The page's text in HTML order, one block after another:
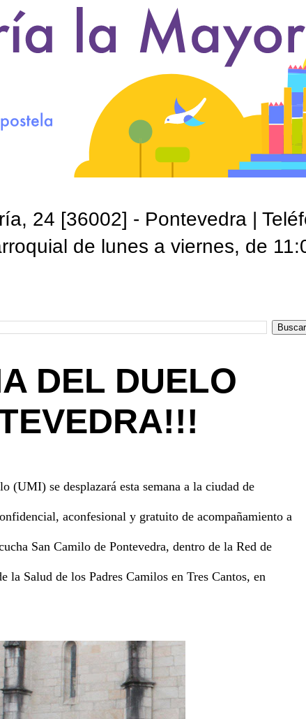
24 [36002] - Pontevedra |
de lunes a viernes, de
DEL DUELO
se desplazará esta semana a la ciudad de
aconfesional y gratuito de acompañamiento a
San Camilo de Pontevedra, dentro de la Red de
la Salud de los Padres Camilos en Tres Cantos, en